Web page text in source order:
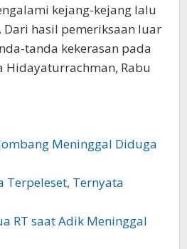
kejang-kejang lalu
hasil pemeriksaan luar
tanda kekerasan pada
Hidayaturrachman, Rabu
Meninggal Diduga
Terpeleset, Ternyata
RT saat Adik Meninggal